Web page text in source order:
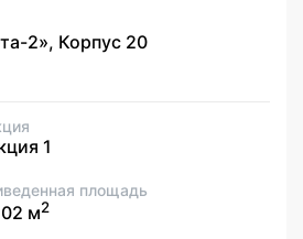
2», Корпус 20
1
площадь
м2